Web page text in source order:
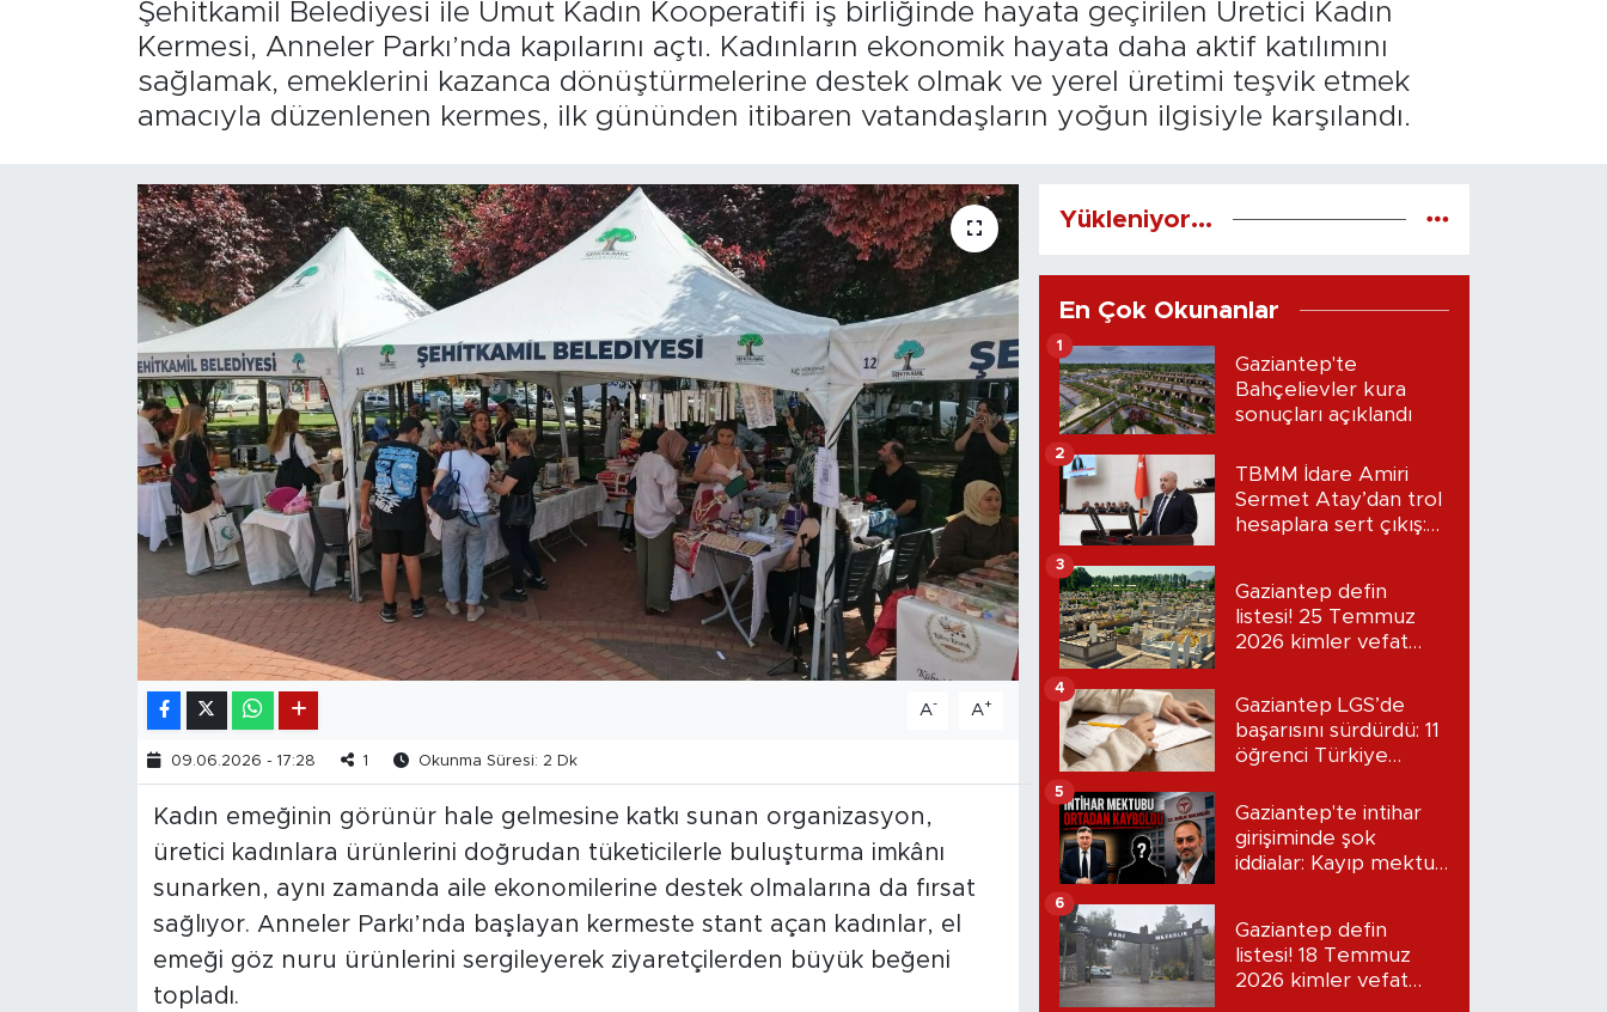
Şehitkamil Belediyesi ile Umut Kadın Kooperatifi iş birliğinde hayata geçirilen Üretici Kadın
Kermesi, Anneler Parkı’nda kapılarını açtı. Kadınların ekonomik hayata daha aktif katılımını
sağlamak, emeklerini kazanca dönüştürmelerine destek olmak ve yerel üretimi teşvik etmek
amacıyla düzenlenen kermes, ilk gününden itibaren vatandaşların yoğun ilgisiyle karşılandı.
A- A+
09.06.2026 - 17:28 1 Okunma Süresi: 2 Dk
Kadın emeğinin görünür hale gelmesine katkı sunan organizasyon,
üretici kadınlara ürünlerini doğrudan tüketicilerle buluşturma imkânı
sunarken, aynı zamanda aile ekonomilerine destek olmalarına da fırsat
sağlıyor. Anneler Parkı’nda başlayan kermeste stant açan kadınlar, el
emeği göz nuru ürünlerini sergileyerek ziyaretçilerden büyük beğeni
topladı.
Yükleniyor...
En Çok Okunanlar
Gaziantep'te
Bahçelievler kura
sonuçları açıklandı
1
TBMM İdare Amiri
Sermet Atay’dan trol
hesaplara sert çıkış:
2
Gaziantep defin
listesi! 25 Temmuz
2026 kimler vefat
3
Gaziantep LGS’de
başarısını sürdürdü: 11
öğrenci Türkiye
4
Gaziantep'te intihar
girişiminde şok
iddialar: Kayıp mektup
5
Gaziantep defin
listesi! 18 Temmuz
2026 kimler vefat
6